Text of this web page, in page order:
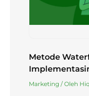
Metode
Marketing / Oleh